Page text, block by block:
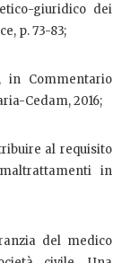
giuridico dei
p. 73-83;
in Commentario
Cedam, 2016;
al requisito
in
del medico